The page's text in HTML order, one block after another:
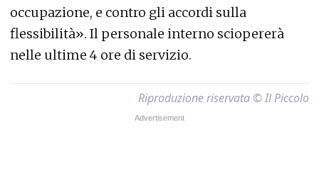
occupazione, e contro gli accordi sulla
flessibilità». Il personale interno sciopererà
nelle ultime 4 ore di servizio.
Riproduzione riservata © Il Piccolo